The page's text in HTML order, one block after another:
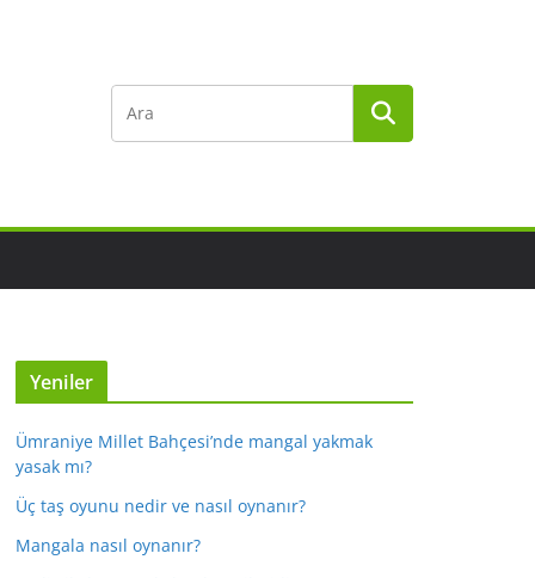
Yeniler
Ümraniye Millet Bahçesi’nde mangal yakmak
yasak mı?
Üç taş oyunu nedir ve nasıl oynanır?
Mangala nasıl oynanır?